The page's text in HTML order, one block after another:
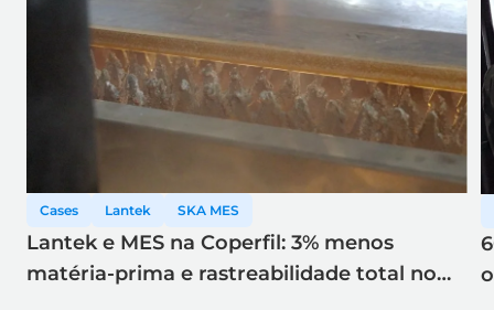
Cases Lantek SKA MES
Lantek e MES na Coperfil: 3% menos
matéria-prima e rastreabilidade total no